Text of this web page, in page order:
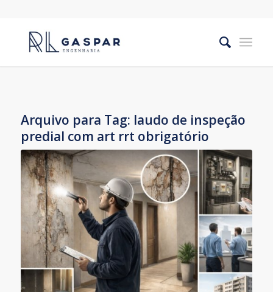
Arquivo para Tag: laudo de inspeção
predial com art rrt obrigatório